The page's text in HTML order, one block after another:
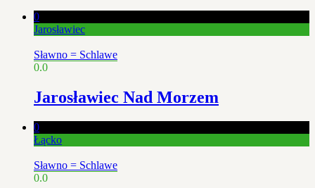
0
Jarosławiec
Sławno = Schlawe
0.0
Jarosławiec Nad Morzem
0
Łącko
Sławno = Schlawe
0.0